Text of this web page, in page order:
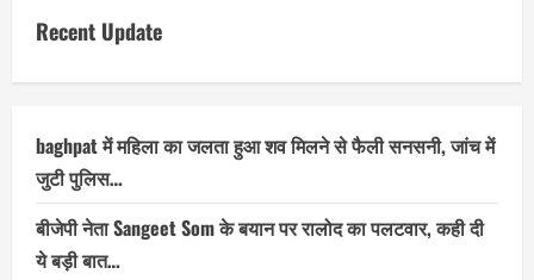
Recent Update
baghpat में महिला का जलता हुआ शव मिलने से फैली सनसनी, जांच में
जुटी पुलिस…
बीजेपी नेता Sangeet Som के बयान पर रालोद का पलटवार, कही दी
ये बड़ी बात…